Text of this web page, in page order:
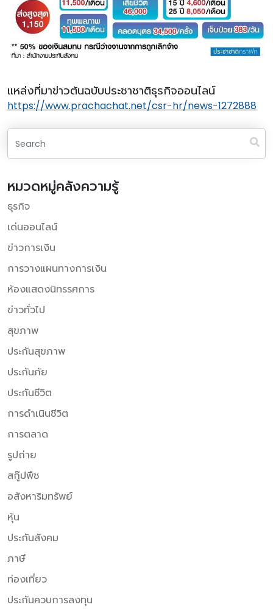
แหล่งที่มาข่าวต้นฉบับประชาชาติธุรกิจออนไลน์
https://www.prachachat.net/csr-hr/news-1272888
หมวดหมู่คลังความรู้
ธุรกิจ
เด่นออนไลน์
ข่าวการเงิน
การวางแผนทางการเงิน
ห้องแสดงนิทรรศการ
ข่าวทั่วไป
สุขภาพ
ประกันสุขภาพ
ประกันภัย
ประกันชีวิต
การดำเนินชีวิต
การตลาด
รูปถ่าย
สกู๊ปพืช
อสังหาริมทรัพย์
หุ้น
ประกันสังคม
ภาษี
ท่องเที่ยว
ประกันควบการลงทุน